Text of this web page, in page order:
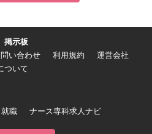
掲示板
い合わせ 利用規約
運営会社
ついて
職 ナース専科求人ナビ